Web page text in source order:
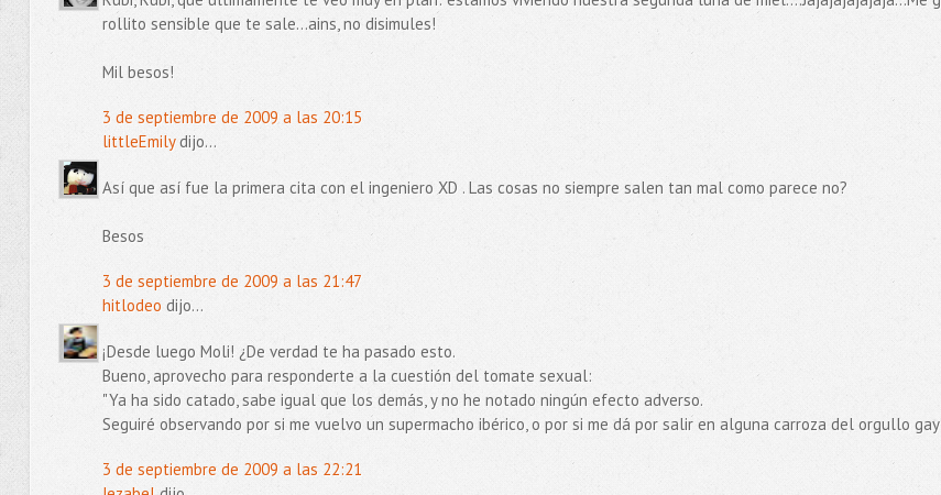
rollito sensible que te sale...ains, no disimules!
Mil besos!
3 de septiembre de 2009 a las 20:15
littleEmilydijo...
Así que así fue la primera cita con el ingeniero XD . Las cosas no siempre salen tan mal como parece no?
Besos
3 de septiembre de 2009 a las 21:47
hitlodeo dijo...
¡Desde luego Moli! ¿De verdad te ha pasado esto.
Bueno, aprovecho para responderte a la cuestión del tomate sexual:
"Ya ha sido catado, sabe igual que los demás, y no he notado ningún efecto adverso.
Seguiré observando por si me vuelvo un supermacho ibérico, o por si me dá por salir en alguna carroza del orgullo
3 de septiembre de 2009 a las 22:21